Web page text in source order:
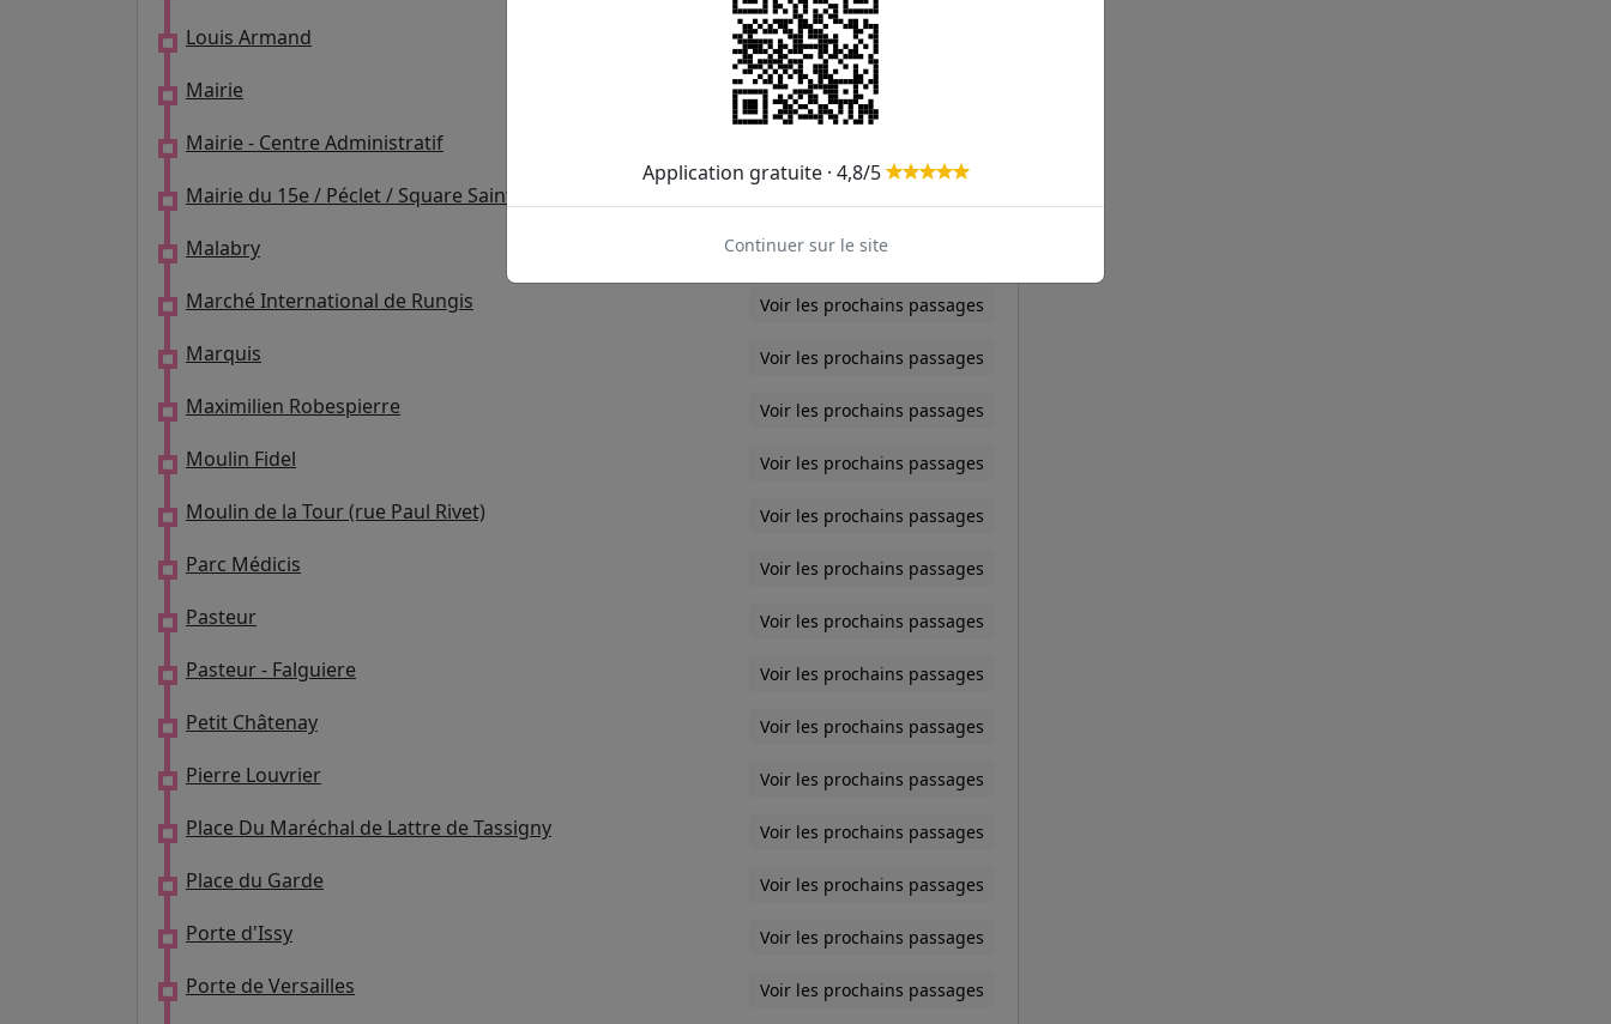
Louis Armand Voir les prochains passages
Mairie Voir les prochains passages
Mairie - Centre Administratif
Mairie du 15e / Péclet / Square Saint-Lambert
Malabry Voir les prochains passages
Marché International de Rungis Voir les prochains passages
Marquis Voir les prochains passages
Maximilien Robespierre Voir les prochains passages
Moulin Fidel Voir les prochains passages
Moulin de la Tour (rue Paul Rivet) Voir les prochains passages
Parc Médicis Voir les prochains passages
Pasteur Voir les prochains passages
Pasteur - Falguiere Voir les prochains passages
Petit Châtenay Voir les prochains passages
Pierre Louvrier Voir les prochains passages
Place Du Maréchal de Lattre de Tassigny Voir les prochains passages
Place du Garde Voir les prochains passages
Porte d'Issy Voir les prochains passages
Porte de Versailles Voir les prochains passages
Application gratuite · 4,8/5
Continuer sur le site